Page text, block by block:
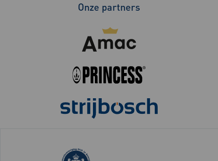
Onze partners